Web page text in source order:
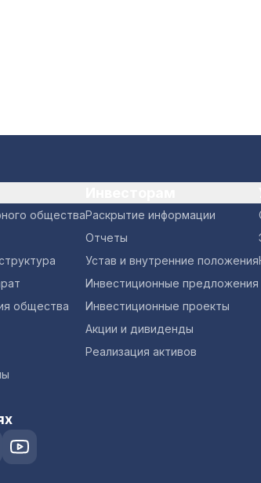
общества
общества
Раскрытие информации
Отчеты
Устав и внутренние положения
Инвестиционные предложения
Инвестиционные проекты
Акции и дивиденды
Реализация активов